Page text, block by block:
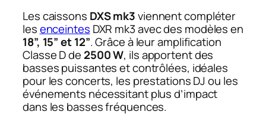
Les caissons DXS mk3viennent compléter
lesenceintes DXR mk3 avec des modèles en
18”, 15” et 12”. Grâce à leur amplification
Classe D de 2500 W, ils apportent des
basses puissantes et contrôlées, idéales
pour les concerts, les prestations DJ ou les
événements nécessitant plus d’impact
dans les basses fréquences.